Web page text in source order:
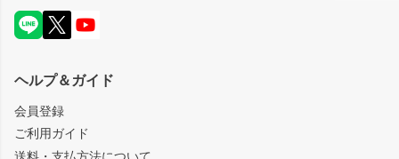
ヘルプ＆ガイド
会員登録
ご利用ガイド
送料・支払方法について